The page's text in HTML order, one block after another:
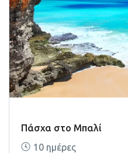
Πάσχα στο Μπαλί
10 ημέρες